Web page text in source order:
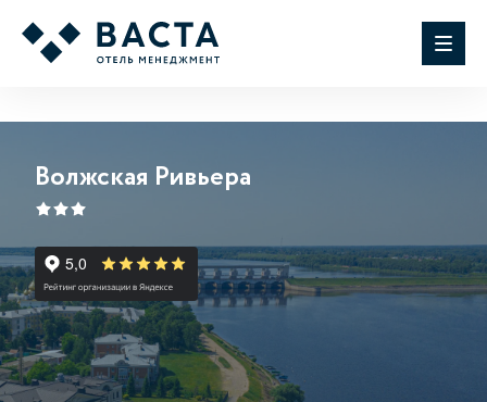
Волжская Ривьера